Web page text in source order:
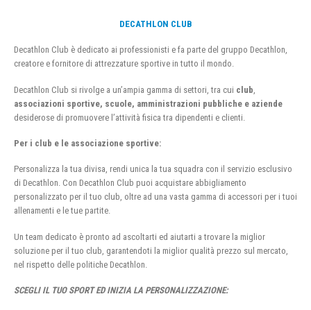
DECATHLON CLUB
Decathlon Club è dedicato ai professionisti e fa parte del gruppo Decathlon,
creatore e fornitore di attrezzature sportive in tutto il mondo.
Decathlon Club si rivolge a un’ampia gamma di settori, tra cui club
associazioni sportive, scuole, amministrazioni pubbliche e aziende
desiderose di promuovere l’attività fisica tra dipendenti e clienti.
Per i club e le associazione sportive:
Personalizza la tua divisa, rendi unica la tua squadra con il servizio esclusivo
di Decathlon. Con Decathlon Club puoi acquistare abbigliamento
personalizzato per il tuo club, oltre ad una vasta gamma di accessori per i tuoi
allenamenti e le tue partite.
Un team dedicato è pronto ad ascoltarti ed aiutarti a trovare la miglior
soluzione per il tuo club, garantendoti la miglior qualità prezzo sul mercato,
nel rispetto delle politiche Decathlon.
SCEGLI IL TUO SPORT ED INIZIA LA PERSONALIZZAZIONE: